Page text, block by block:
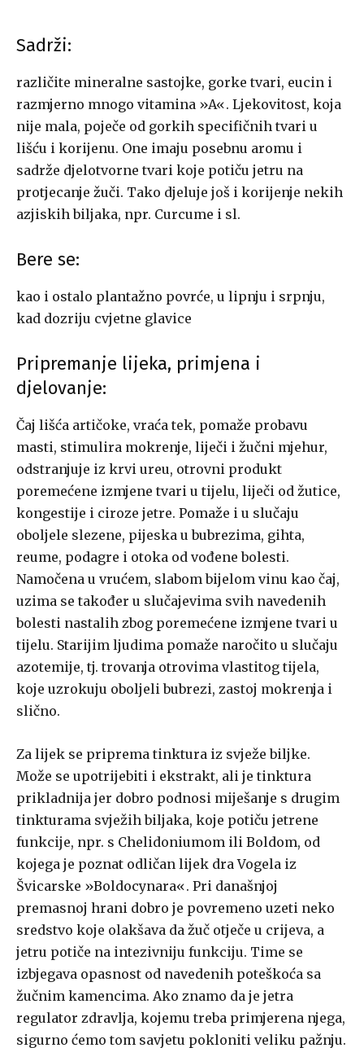
Sadrži:
različite mineralne sastojke, gorke tvari, eucin i
razmjerno mnogo vitamina »A«. Ljekovitost, koja
nije mala, poječe od gorkih specifičnih tvari u
lišću i korijenu. One imaju posebnu aromu i
sadrže djelotvorne tvari koje potiču jetru na
protjecanje žuči. Tako djeluje još i korijenje nekih
azjiskih biljaka, npr. Curcume i sl.
Bere se:
kao i ostalo plantažno povrće, u lipnju i srpnju,
kad dozriju cvjetne glavice
Pripremanje lijeka, primjena i
djelovanje:
Čaj lišća artičoke, vraća tek, pomaže probavu
masti, stimulira mokrenje, liječi i žučni mjehur,
odstranjuje iz krvi ureu, otrovni produkt
poremećene izmjene tvari u tijelu, liječi od žutice,
kongestije i ciroze jetre. Pomaže i u slučaju
oboljele slezene, pijeska u bubrezima, gihta,
reume, podagre i otoka od vođene bolesti.
Namočena u vrućem, slabom bijelom vinu kao čaj,
uzima se također u slučajevima svih navedenih
bolesti nastalih zbog poremećene izmjene tvari u
tijelu. Starijim ljudima pomaže naročito u slučaju
azotemije, tj. trovanja otrovima vlastitog tijela,
koje uzrokuju oboljeli bubrezi, zastoj mokrenja i
slično.
Za lijek se priprema tinktura iz svježe biljke.
Može se upotrijebiti i ekstrakt, ali je tinktura
prikladnija jer dobro podnosi miješanje s drugim
tinkturama svježih biljaka, koje potiču jetrene
funkcije, npr. s Chelidoniumom ili Boldom, od
kojega je poznat odličan lijek dra Vogela iz
Švicarske »Boldocynara«. Pri današnjoj
premasnoj hrani dobro je povremeno uzeti neko
sredstvo koje olakšava da žuč otječe u crijeva, a
jetru potiče na intezivniju funkciju. Time se
izbjegava opasnost od navedenih poteškoća sa
žučnim kamencima. Ako znamo da je jetra
regulator zdravlja, kojemu treba primjerena njega,
sigurno ćemo tom savjetu pokloniti veliku pažnju.